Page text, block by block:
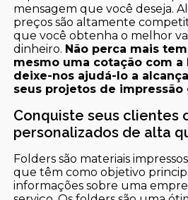
mensagem que você deseja.
preços são altamente
que você obtenha o melhor
dinheiro. Não perca mais
mesmo uma cotação com a
deixe-nos ajudá-lo a
seus projetos de impressão
Conquiste seus clientes
personalizados de alta
Folders são materiais
que têm como objetivo
informações sobre uma